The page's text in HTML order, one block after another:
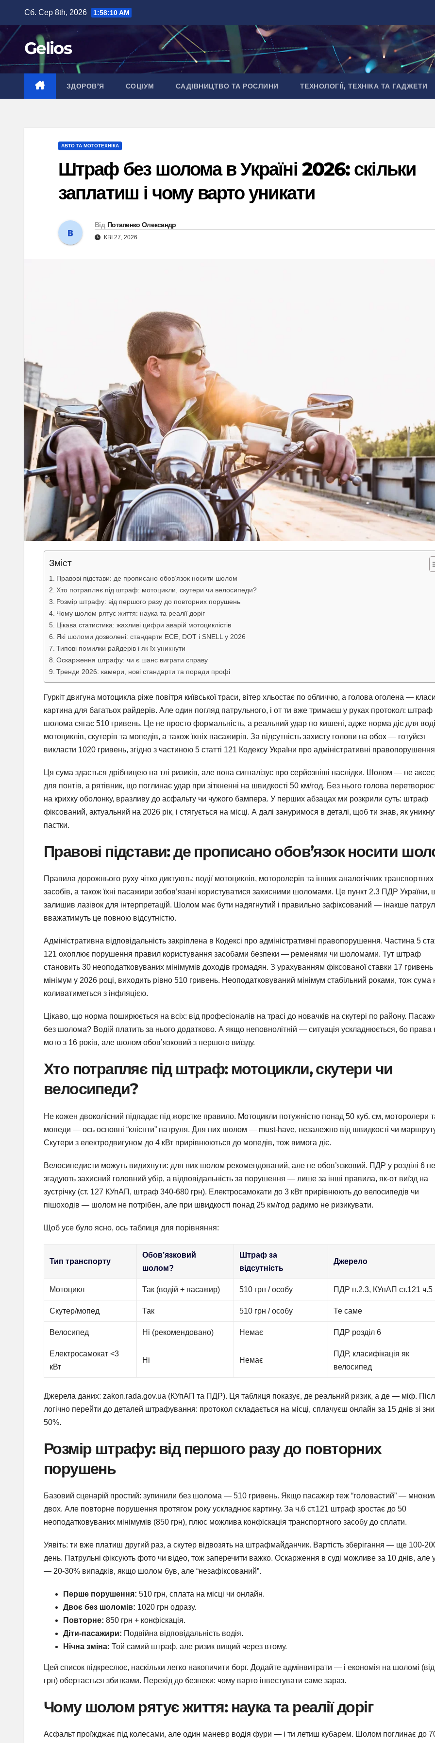
вмісту
Сб. Сер 8th, 2026 1:58:11 AM
Gelios
ЗДОРОВ’Я СОЦІУМ САДІВНИЦТВО ТА РОСЛИНИ ТЕХНОЛОГІЇ, ТЕХНІКА ТА ГАДЖЕТИ
АВТО ТА МОТОТЕХНІКА
Штраф без шолома в Україні 2026: скільки
заплатиш і чому варто уникати
Від Потапенко Олександр
КВІ 27, 2026
Зміст
Правові підстави: де прописано обов’язок носити шолом
Хто потрапляє під штраф: мотоцикли, скутери чи велосипеди?
Розмір штрафу: від першого разу до повторних порушень
Чому шолом рятує життя: наука та реалії доріг
Цікава статистика: жахливі цифри аварій мотоциклістів
Які шоломи дозволені: стандарти ECE, DOT і SNELL у 2026
Типові помилки райдерів і як їх уникнути
Оскарження штрафу: чи є шанс виграти справу
Тренди 2026: камери, нові стандарти та поради профі
Гуркіт двигуна мотоцикла ріже повітря київської траси, вітер хльостає по обличчю, а голова оголена —
картина для багатьох райдерів. Але один погляд патрульного, і от ти вже тримаєш у руках протокол: штраф
шолома сягає 510 гривень. Це не просто формальність, а реальний удар по кишені, адже норма діє для
мотоциклів, скутерів та мопедів, а також їхніх пасажирів. За відсутність захисту голови на обох — готуйся
викласти 1020 гривень, згідно з частиною 5 статті 121 Кодексу України про адміністративні
Ця сума здається дрібницею на тлі ризиків, але вона сигналізує про серйозніші наслідки. Шолом — не
для понтів, а рятівник, що поглинає удар при зіткненні на швидкості 50 км/год. Без нього голова
на крихку оболонку, вразливу до асфальту чи чужого бампера. У перших абзацах ми розкрили суть: штраф
фіксований, актуальний на 2026 рік, і стягується на місці. А далі зануримося в деталі, щоб ти знав, як
пастки.
Правові підстави: де прописано обов’язок носити
Правила дорожнього руху чітко диктують: водії мотоциклів, моторолерів та інших аналогічних транспортних
засобів, а також їхні пасажири зобов’язані користуватися захисними шоломами. Це пункт 2.3 ПДР України,
залишив лазівок для інтерпретацій. Шолом має бути надягнутий і правильно зафіксований — інакше
вважатимуть це повною відсутністю.
Адміністративна відповідальність закріплена в Кодексі про адміністративні правопорушення. Частина 5
121 охоплює порушення правил користування засобами безпеки — ременями чи шоломами. Тут штраф
становить 30 неоподатковуваних мінімумів доходів громадян. З урахуванням фіксованої ставки 17 гривень
мінімум у 2026 році, виходить рівно 510 гривень. Неоподатковуваний мінімум стабільний роками, тож сума
коливатиметься з інфляцією.
Цікаво, що норма поширюється на всіх: від професіоналів на трасі до новачків на скутері по району.
без шолома? Водій платить за нього додатково. А якщо неповнолітній — ситуація ускладнюється, бо права
мото з 16 років, але шолом обов’язковий з першого виїзду.
Хто потрапляє під штраф: мотоцикли, скутери чи
велосипеди?
Не кожен двоколісний підпадає під жорстке правило. Мотоцикли потужністю понад 50 куб. см, моторолери
мопеди — ось основні “клієнти” патруля. Для них шолом — must-have, незалежно від швидкості чи
Скутери з електродвигуном до 4 кВт прирівнюються до мопедів, тож вимога діє.
Велосипедисти можуть видихнути: для них шолом рекомендований, але не обов’язковий. ПДР у розділі 6 не
згадують захисний головний убір, а відповідальність за порушення — лише за інші правила, як-от виїзд на
зустрічку (ст. 127 КУпАП, штраф 340-680 грн). Електросамокати до 3 кВт прирівнюють до велосипедів чи
пішоходів — шолом не потрібен, але при швидкості понад 25 км/год радимо не ризикувати.
Щоб усе було ясно, ось таблиця для порівняння:
Тип транспорту
Обов’язковий
шолом?
Штраф за
відсутність
Джерело
Мотоцикл Так (водій + пасажир) 510 грн / особу ПДР п.2.3, КУпАП ст.121 ч.5
Скутер/мопед Так 510 грн / особу Те саме
Велосипед Ні (рекомендовано) Немає ПДР розділ 6
Електросамокат <3
кВт
Ні Немає
ПДР, класифікація як
велосипед
Джерела даних: zakon.rada.gov.ua (КУпАП та ПДР). Ця таблиця показує, де реальний ризик, а де — міф.
логічно перейти до деталей штрафування: протокол складається на місці, сплачуєш онлайн за 15 днів зі
50%.
Розмір штрафу: від першого разу до повторних
порушень
Базовий сценарій простий: зупинили без шолома — 510 гривень. Якщо пасажир теж “головастий” —
двох. Але повторне порушення протягом року ускладнює картину. За ч.6 ст.121 штраф зростає до 50
неоподатковуваних мінімумів (850 грн), плюс можлива конфіскація транспортного засобу до сплати.
Уявіть: ти вже платиш другий раз, а скутер відвозять на штрафмайданчик. Вартість зберігання — ще 100-
день. Патрульні фіксують фото чи відео, тож заперечити важко. Оскарження в суді можливе за 10 днів, але
— 20-30% випадків, якщо шолом був, але “незафіксований”.
Перше порушення: 510 грн, сплата на місці чи онлайн.
Двоє без шоломів: 1020 грн одразу.
Повторне: 850 грн + конфіскація.
Діти-пасажири: Подвійна відповідальність водія.
Нічна зміна: Той самий штраф, але ризик вищий через втому.
Цей список підкреслює, наскільки легко накопичити борг. Додайте адмінвитрати — і економія на шоломі
грн) обертається збитками. Перехід до безпеки: чому варто інвестувати саме зараз.
Чому шолом рятує життя: наука та реалії доріг
Асфальт проїжджає під колесами, але один маневр водія фури — і ти летиш кубарем. Шолом поглинає до